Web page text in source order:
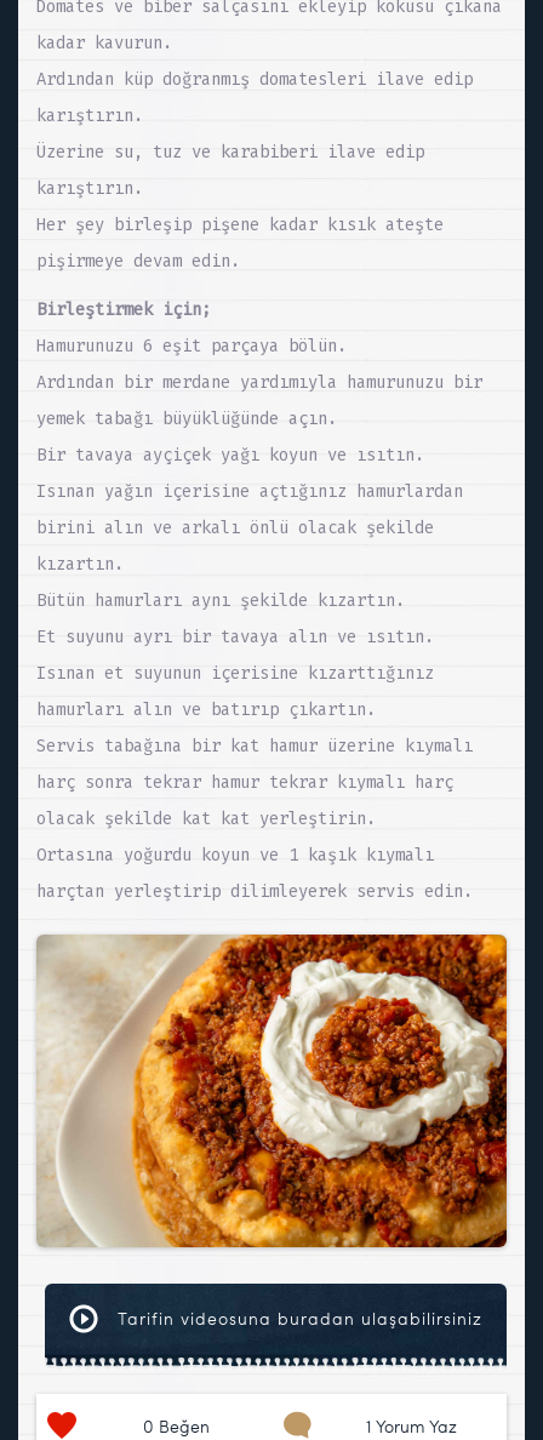
Domates ve biber salçasını ekleyip kokusu çıkana
kadar kavurun.
Ardından küp doğranmış domatesleri ilave edip
karıştırın.
Üzerine su, tuz ve karabiberi ilave edip
karıştırın.
Her şey birleşip pişene kadar kısık ateşte
pişirmeye devam edin.
Birleştirmek için;
Hamurunuzu 6 eşit parçaya bölün.
Ardından bir merdane yardımıyla hamurunuzu bir
yemek tabağı büyüklüğünde açın.
Bir tavaya ayçiçek yağı koyun ve ısıtın.
Isınan yağın içerisine açtığınız hamurlardan
birini alın ve arkalı önlü olacak şekilde
kızartın.
Bütün hamurları aynı şekilde kızartın.
Et suyunu ayrı bir tavaya alın ve ısıtın.
Isınan et suyunun içerisine kızarttığınız
hamurları alın ve batırıp çıkartın.
Servis tabağına bir kat hamur üzerine kıymalı
harç sonra tekrar hamur tekrar kıymalı harç
olacak şekilde kat kat yerleştirin.
Ortasına yoğurdu koyun ve 1 kaşık kıymalı
harçtan yerleştirip dilimleyerek servis edin.
Tarifin videosuna buradan ulaşabilirsiniz
0 Beğen 1 Yorum Yaz